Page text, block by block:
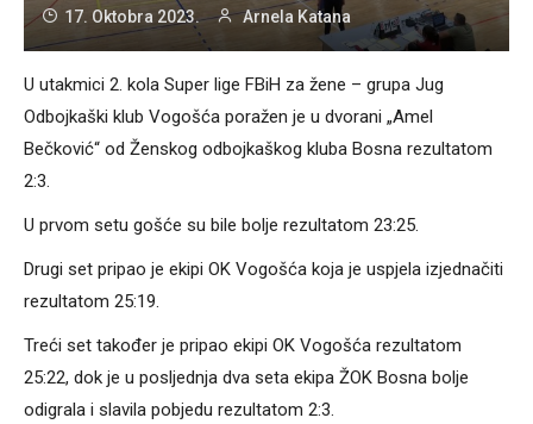
17. Oktobra 2023. Arnela Katana
U utakmici 2. kola Super lige FBiH za žene – grupa Jug
Odbojkaški klub Vogošća poražen je u dvorani „Amel
Bečković“ od Ženskog odbojkaškog kluba Bosna rezultatom
2:3.
U prvom setu gošće su bile bolje rezultatom 23:25.
Drugi set pripao je ekipi OK Vogošća koja je uspjela izjednačiti
rezultatom 25:19.
Treći set također je pripao ekipi OK Vogošća rezultatom
25:22, dok je u posljednja dva seta ekipa ŽOK Bosna bolje
odigrala i slavila pobjedu rezultatom 2:3.